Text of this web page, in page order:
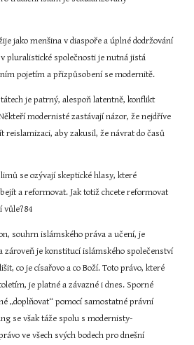
jako menšina v diaspoře a úplné dodržování
pluralistické společnosti je nutná jistá
pojetím a přizpůsobení se modernitě.
je patrný, alespoň latentně, konflikt
modernisté zastávají názor, že nejdříve
reislamizaci, aby zakusil, že návrat do časů
se ozývají skeptické hlasy, které
a reformovat. Jak totiž chcete reformovat
vůle?84
souhrn islámského práva a učení, je
zároveň je konstitucí islámského společenství
co je císařovo a co Boží. Toto právo, které
je platné a závazné i dnes. Sporné
„doplňovat“ pomocí samostatné právní
se však táže spolu s modernisty-
ve všech svých bodech pro dnešní